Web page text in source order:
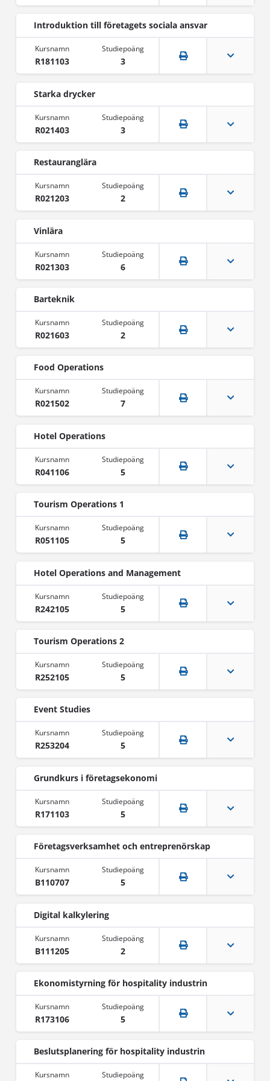
Introduktion till företagets sociala ansvar
R181103 3
Starka drycker
R021403 3
Restauranglära
R021203 2
Vinlära
R021303 6
Barteknik
R021603 2
Food Operations
R021502 7
Hotel Operations
R041106 5
Tourism Operations 1
R051105 5
Hotel Operations and Management
R242105 5
Tourism Operations 2
R252105 5
Event Studies
R253204 5
Grundkurs i företagsekonomi
R171103 5
Företagsverksamhet och entreprenörskap
B110707 5
Digital kalkylering
B111205 2
Ekonomistyrning för hospitality industrin
R173106 5
Beslutsplanering för hospitality industrin